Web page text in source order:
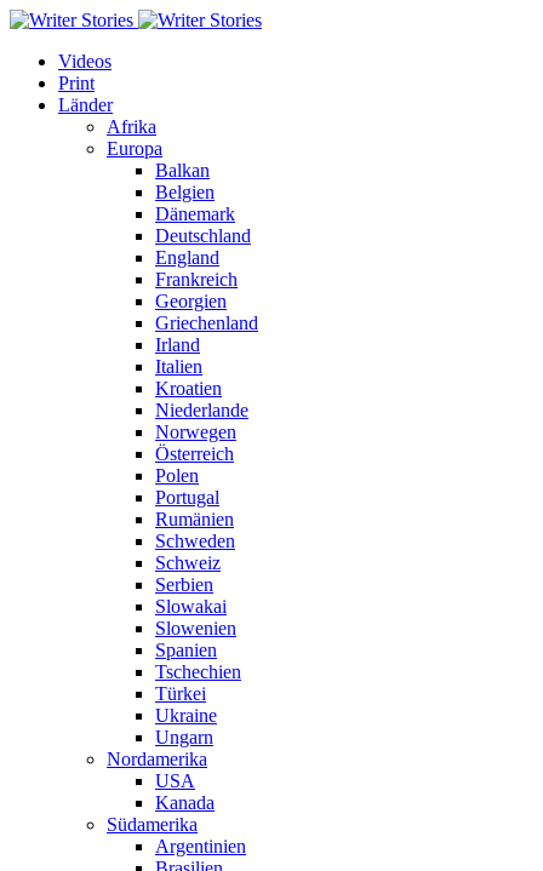
Videos
Print
Länder
Afrika
Europa
Balkan
Belgien
Dänemark
Deutschland
England
Frankreich
Georgien
Griechenland
Irland
Italien
Kroatien
Niederlande
Norwegen
Österreich
Polen
Portugal
Rumänien
Schweden
Schweiz
Serbien
Slowakai
Slowenien
Spanien
Tschechien
Türkei
Ukraine
Ungarn
Nordamerika
USA
Kanada
Südamerika
Argentinien